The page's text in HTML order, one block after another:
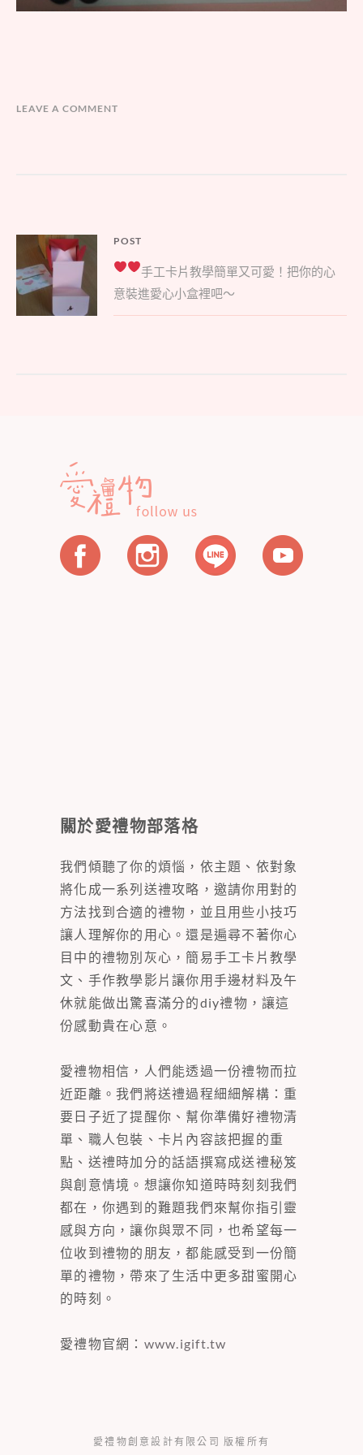
LEAVE A COMMENT
章
導
覽
POST
Parent
post:
手工卡片教學簡單又可愛！把你的心
意裝進愛心小盒裡吧～
關於愛禮物部落格
我們傾聽了你的煩惱，依主題、依對象
將化成一系列送禮攻略，邀請你用對的
方法找到合適的禮物，並且用些小技巧
讓人理解你的用心。還是遍尋不著你心
目中的禮物別灰心，簡易手工卡片教學
文、手作教學影片讓你用手邊材料及午
休就能做出驚喜滿分的diy禮物，讓這
份感動貴在心意。
愛禮物相信，人們能透過一份禮物而拉
近距離。我們將送禮過程細細解構：重
要日子近了提醒你、幫你準備好禮物清
單、職人包裝、卡片內容該把握的重
點、送禮時加分的話語撰寫成送禮秘笈
與創意情境。想讓你知道時時刻刻我們
都在，你遇到的難題我們來幫你指引靈
感與方向，讓你與眾不同，也希望每一
位收到禮物的朋友，都能感受到一份簡
單的禮物，帶來了生活中更多甜蜜開心
的時刻。
愛禮物官網： www.igift.tw
愛禮物創意設計有限公司 版權所有